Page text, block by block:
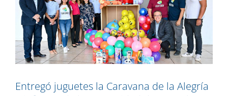
Entregó juguetes la Caravana de la Alegría